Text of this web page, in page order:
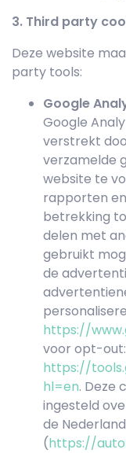
3. Third party
Deze website
party tools:
Google
Google
verstrekt
verzamelde
website te
rapporten
betrekking
delen met
gebruikt
de
https://
voor opt-out:
https://
hl=en. Deze
ingesteld
de
(https://